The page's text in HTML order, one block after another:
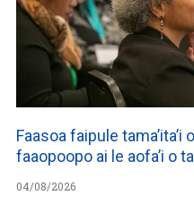
Faasoa faipule
faaopoopo ai le aofa’i o
04/08/2026